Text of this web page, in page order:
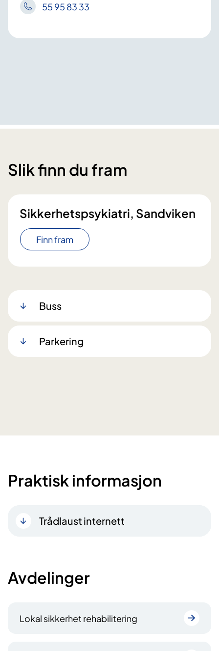
55 95 83 33
Slik finn du fram
Sikkerhetspsykiatri, Sandviken
Finn fram
Buss
Parkering
Praktisk informasjon
Trådlaust internett
Avdelinger
Lokal sikkerhet rehabilitering